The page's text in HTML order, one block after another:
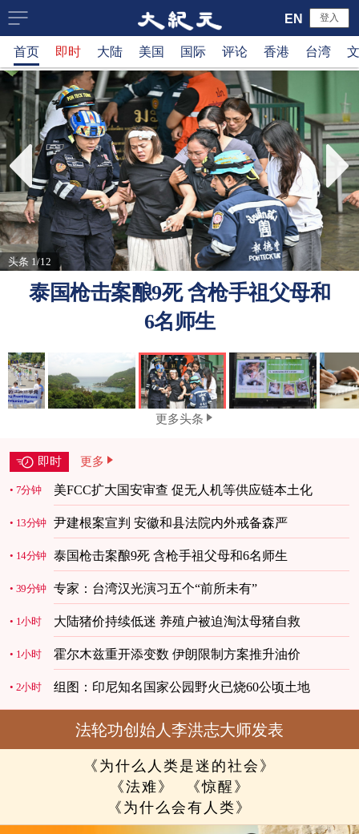
大
纪
元
新
闻
网
登入
EN
首页 即时 大陆 美国 国际 评论 香港 台湾
头条 1/12
泰国枪击案酿9死 含枪手祖父母和
6名师生
更多头条
即时 更多
7分钟 美FCC扩大国安审查 促无人机等供应链本土化
13分钟 尹建根案宣判 安徽和县法院内外戒备森严
14分钟 泰国枪击案酿9死 含枪手祖父母和6名师生
39分钟 专家：台湾汉光演习五个“前所未有”
1小时 大陆猪价持续低迷 养殖户被迫淘汰母猪自救
1小时 霍尔木兹重开添变数 伊朗限制方案推升油价
2小时 组图：印尼知名国家公园野火已烧60公顷土地
法轮功创始人李洪志大师发表
《为什么人类是迷的社会》
《法难》
《惊醒》
《为什么会有人类》